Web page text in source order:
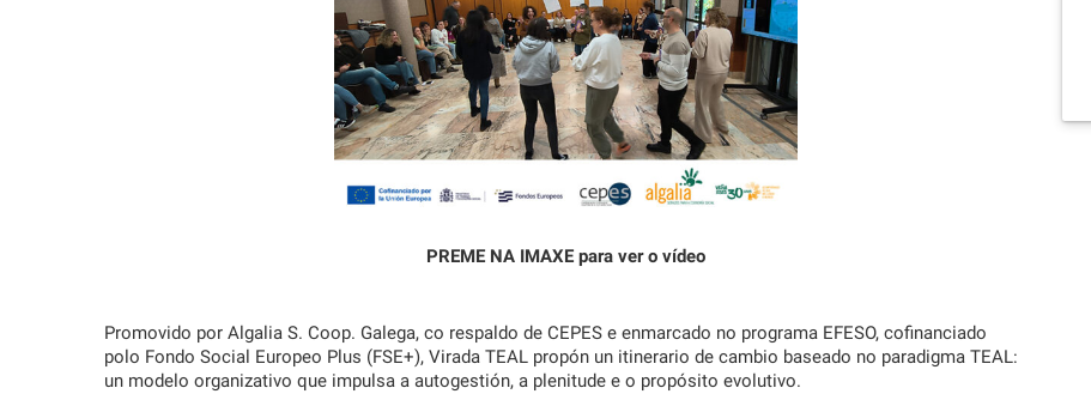
PREME NA IMAXE para ver o vídeo
Promovido por Algalia S. Coop. Galega, co respaldo de CEPES e enmarcado no programa EFESO, cofinanciado
polo Fondo Social Europeo Plus (FSE+), Virada TEAL propón un itinerario de cambio baseado no paradigma TEAL:
un modelo organizativo que impulsa a autogestión, a plenitude e o propósito evolutivo.